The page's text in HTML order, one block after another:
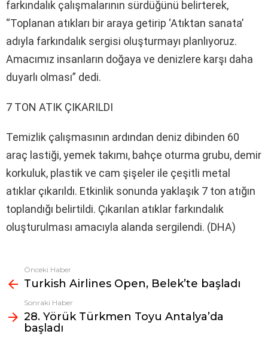
farkındalık çalışmalarının sürdüğünü belirterek,
“Toplanan atıkları bir araya getirip ‘Atıktan sanata’
adıyla farkındalık sergisi oluşturmayı planlıyoruz.
Amacımız insanların doğaya ve denizlere karşı daha
duyarlı olması” dedi.
7 TON ATIK ÇIKARILDI
Temizlik çalışmasının ardından deniz dibinden 60
araç lastiği, yemek takımı, bahçe oturma grubu, demir
korkuluk, plastik ve cam şişeler ile çeşitli metal
atıklar çıkarıldı. Etkinlik sonunda yaklaşık 7 ton atığın
toplandığı belirtildi. Çıkarılan atıklar farkındalık
oluşturulması amacıyla alanda sergilendi. (DHA)
Fazlasına
bak
Önceki Haber
Turkish Airlines Open, Belek’te başladı
Sonraki Haber
28. Yörük Türkmen Toyu Antalya’da
başladı